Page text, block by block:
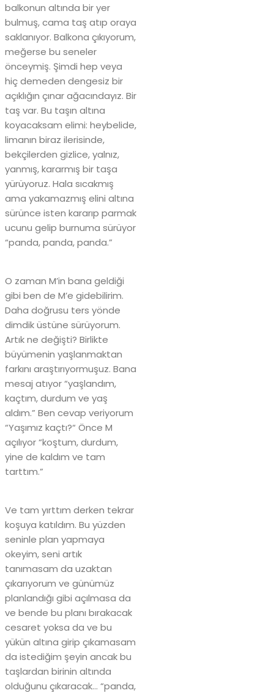
balkonun altında bir yer
bulmuş, cama taş atıp oraya
saklanıyor. Balkona çıkıyorum,
meğerse bu seneler
önceymiş. Şimdi hep veya
hiç demeden dengesiz bir
açıklığın çınar ağacındayız. Bir
taş var. Bu taşın altına
koyacaksam elimi: heybelide,
limanın biraz ilerisinde,
bekçilerden gizlice, yalnız,
yanmış, kararmış bir taşa
yürüyoruz. Hala sıcakmış
ama yakamazmış elini altına
sürünce isten kararıp parmak
ucunu gelip burnuma sürüyor
“panda, panda, panda.”
O zaman M’in bana geldiği
gibi ben de M’e gidebilirim.
Daha doğrusu ters yönde
dimdik üstüne sürüyorum.
Artık ne değişti? Birlikte
büyümenin yaşlanmaktan
farkını araştırıyormuşuz. Bana
mesaj atıyor “yaşlandım,
kaçtım, durdum ve yaş
aldım.” Ben cevap veriyorum
“Yaşımız kaçtı?“ Önce M
açılıyor “koştum, durdum,
yine de kaldım ve tam
tarttım.”
Ve tam yırttım derken tekrar
koşuya katıldım. Bu yüzden
seninle plan yapmaya
okeyim, seni artık
tanımasam da uzaktan
çıkarıyorum ve günümüz
planlandığı gibi açılmasa da
ve bende bu planı bırakacak
cesaret yoksa da ve bu
yükün altına girip çıkamasam
da istediğim şeyin ancak bu
taşlardan birinin altında
olduğunu çıkaracak… “panda,